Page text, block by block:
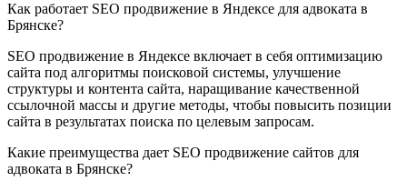
Как работает SEO продвижение в Яндексе для адвоката в
Брянске?
SEO продвижение в Яндексе включает в себя оптимизацию
сайта под алгоритмы поисковой системы, улучшение
структуры и контента сайта, наращивание качественной
ссылочной массы и другие методы, чтобы повысить позиции
сайта в результатах поиска по целевым запросам.
Какие преимущества дает SEO продвижение сайтов для
адвоката в Брянске?